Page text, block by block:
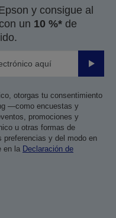
y consigue al
un 10 %* de
Enviar
otorgas tu consentimiento
—como encuestas y
promociones y
u otras formas de
preferencias y del modo en
en la Declaración de